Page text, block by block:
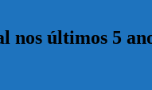
nos últimos 5